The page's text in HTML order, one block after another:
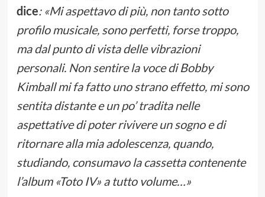
dice: «Mi aspettavo di più, non tanto sotto
profilo musicale, sono perfetti, forse troppo,
ma dal punto di vista delle vibrazioni
personali. Non sentire la voce di Bobby
Kimball mi fa fatto uno strano effetto, mi sono
sentita distante e un po’ tradita nelle
aspettative di poter rivivere un sogno e di
ritornare alla mia adolescenza, quando,
studiando, consumavo la cassetta contenente
l’album «Toto IV» a tutto volume…»